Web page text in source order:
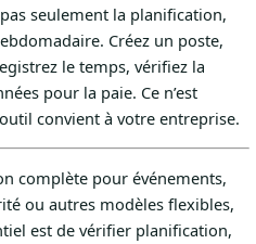
seulement la planification,
Créez un poste,
le temps, vérifiez la
pour la paie. Ce n’est
convient à votre entreprise.
complète pour événements,
ou autres modèles flexibles,
est de vérifier planification,